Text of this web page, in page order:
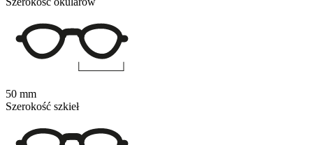
50 mm
Szerokość szkieł